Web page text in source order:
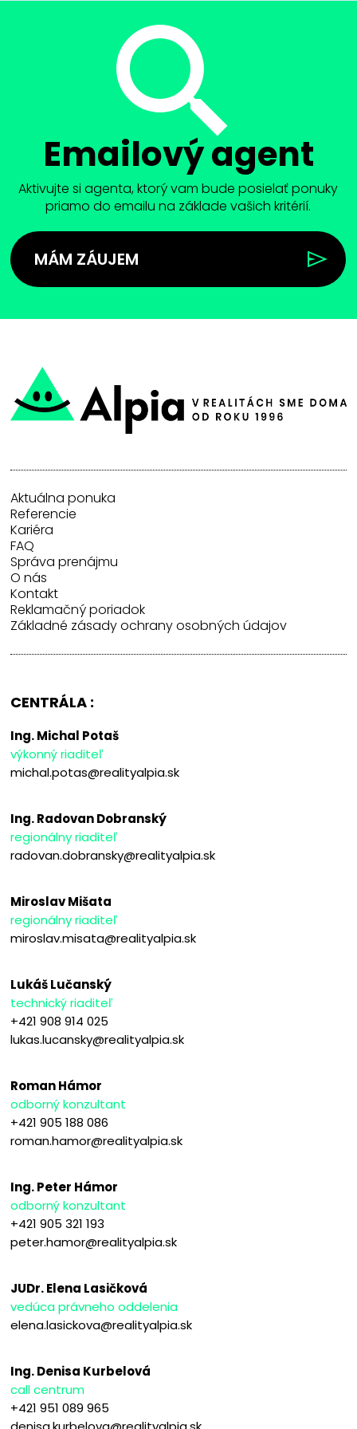
Emailový agent
Aktivujte si agenta, ktorý vam bude posielať ponuky
priamo do emailu na základe vašich kritérií.
MÁM ZÁUJEM
Aktuálna ponuka
Referencie
Kariéra
FAQ
Správa prenájmu
O nás
Kontakt
Reklamačný poriadok
Základné zásady ochrany osobných údajov
CENTRÁLA :
Ing. Michal Potaš
výkonný riaditeľ
michal.potas@realityalpia.sk
Ing. Radovan Dobranský
regionálny riaditeľ
radovan.dobransky@realityalpia.sk
Miroslav Mišata
regionálny riaditeľ
miroslav.misata@realityalpia.sk
Lukáš Lučanský
technický riaditeľ
+421 908 914 025
lukas.lucansky@realityalpia.sk
Roman Hámor
odborný konzultant
+421 905 188 086
roman.hamor@realityalpia.sk
Ing. Peter Hámor
odborný konzultant
+421 905 321 193
peter.hamor@realityalpia.sk
JUDr. Elena Lasičková
vedúca právneho oddelenia
elena.lasickova@realityalpia.sk
Ing. Denisa Kurbelová
call centrum
+421 951 089 965